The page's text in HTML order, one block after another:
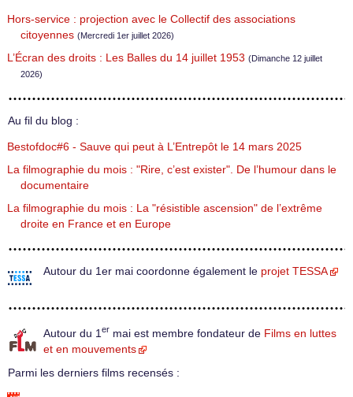
Hors-service : projection avec le Collectif des associations
citoyennes (Mercredi 1er juillet 2026)
L’Écran des droits : Les Balles du 14 juillet 1953 (Dimanche 12 juillet
2026)
Au fil du blog :
Bestofdoc#6 - Sauve qui peut à L’Entrepôt le 14 mars 2025
La filmographie du mois : "Rire, c’est exister". De l’humour dans le
documentaire
La filmographie du mois : La "résistible ascension" de l’extrême
droite en France et en Europe
Autour du 1er mai coordonne également le projet TESSA
Autour du 1 er mai est membre fondateur de Films en luttes
et en mouvements
Parmi les derniers films recensés :